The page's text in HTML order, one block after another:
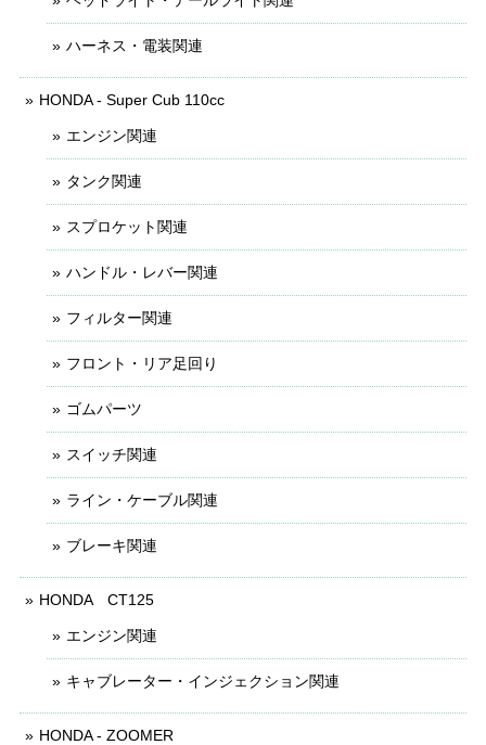
ハーネス・電装関連
HONDA - Super Cub 110cc
エンジン関連
タンク関連
スプロケット関連
ハンドル・レバー関連
フィルター関連
フロント・リア足回り
ゴムパーツ
スイッチ関連
ライン・ケーブル関連
ブレーキ関連
HONDA CT125
エンジン関連
キャブレーター・インジェクション関連
HONDA - ZOOMER